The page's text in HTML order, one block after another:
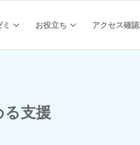
お役立ち アクセス確認
支援